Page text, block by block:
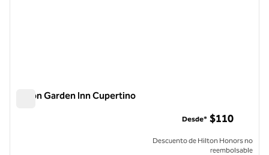
Hilton Garden Inn Cupertino
Desde* $110
Descuento de Hilton Honors no
reembolsable